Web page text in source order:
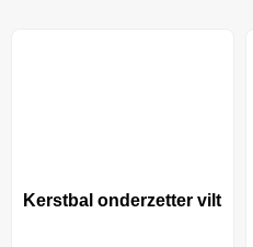
Kerstbal onderzetter vilt